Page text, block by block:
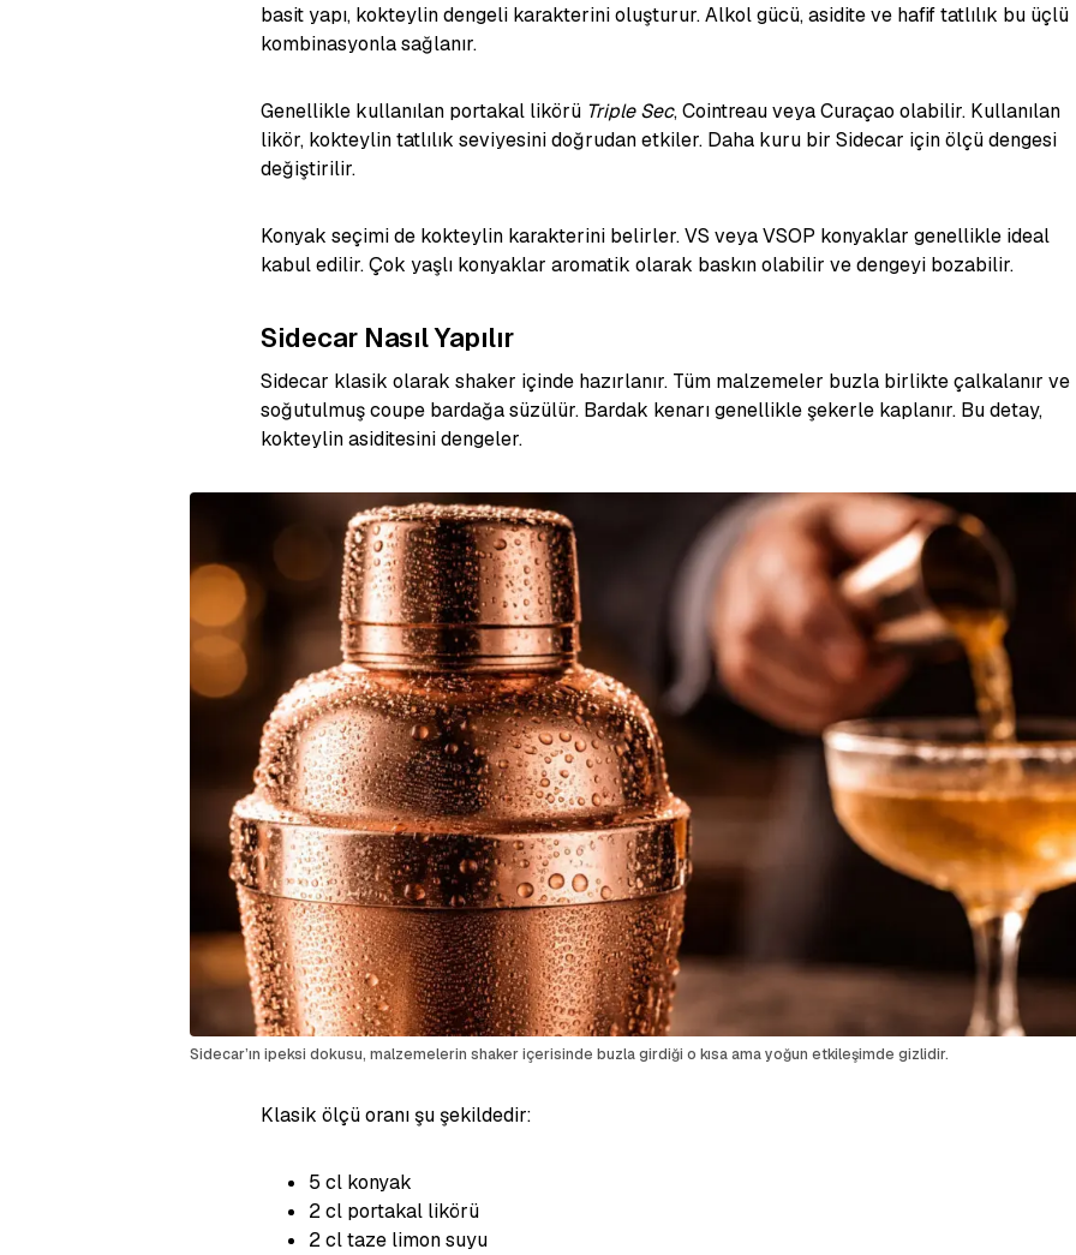
basit yapı, kokteylin dengeli karakterini oluşturur. Alkol gücü, asidite ve hafif tatlılık bu üçlü
kombinasyonla sağlanır.
Genellikle kullanılan portakal likörü Triple Sec, Cointreau veya Curaçao olabilir. Kullanılan
likör, kokteylin tatlılık seviyesini doğrudan etkiler. Daha kuru bir Sidecar için ölçü dengesi
değiştirilir.
Konyak seçimi de kokteylin karakterini belirler. VS veya VSOP konyaklar genellikle ideal
kabul edilir. Çok yaşlı konyaklar aromatik olarak baskın olabilir ve dengeyi bozabilir.
Sidecar Nasıl Yapılır
Sidecar klasik olarak shaker içinde hazırlanır. Tüm malzemeler buzla birlikte çalkalanır ve
soğutulmuş coupe bardağa süzülür. Bardak kenarı genellikle şekerle kaplanır. Bu detay,
kokteylin asiditesini dengeler.
Sidecar’ın ipeksi dokusu, malzemelerin shaker içerisinde buzla girdiği o kısa ama yoğun etkileşimde gizlidir.
Klasik ölçü oranı şu şekildedir:
5 cl konyak
2 cl portakal likörü
2 cl taze limon suyu